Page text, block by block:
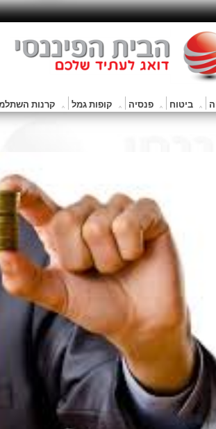
ביטוח פנסיה קופות גמל קרנות